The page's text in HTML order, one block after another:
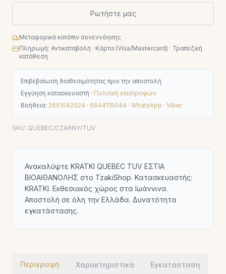
Ρωτήστε μας
Μεταφορικά κατόπιν συνεννόησης
Πληρωμή: Αντικαταβολή · Κάρτα (Visa/Mastercard) · Τραπεζική
κατάθεση
Επιβεβαίωση διαθεσιμότητας πριν την αποστολή
Εγγύηση κατασκευαστή · Πολιτική επιστροφών
Βοήθεια: 2651042024 · 6944115044 · WhatsApp · Viber
SKU: QUEBEC/CZARNY/TUV
Ανακαλύψτε KRATKI QUEBEC TUV ΕΣΤΙΑ
ΒΙΟΑΙΘΑΝΟΛΗΣ στο TzakiShop. Κατασκευαστής:
KRATKI. Εκθεσιακός χώρος στα Ιωάννινα.
Αποστολή σε όλη την Ελλάδα. Δυνατότητα
εγκατάστασης.
Περιγραφή Χαρακτηριστικά Εγκατάσταση